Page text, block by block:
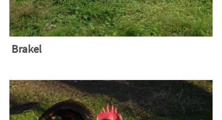
Wandern
Kraftorte
Körbchen
Landküche
Brakel